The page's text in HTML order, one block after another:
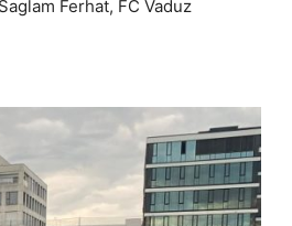
Ferhat, FC Vaduz